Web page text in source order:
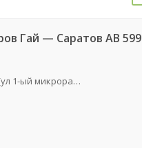
Гай — Саратов АВ 599
Новоузенск (ул 1-ый микрорайон 12)